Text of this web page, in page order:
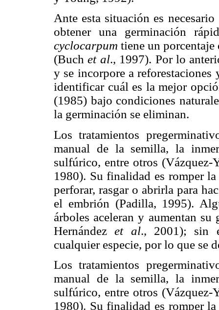
Ante esta situación es
obtener una germinación
cyclocarpum tiene un
(Buchet al., 1997). Por lo
y se incorpore a reforestaciones
identificar cuál es la mejor
(1985) bajo condiciones
la germinación se eliminan.
Los tratamientos
manual de la semilla, la
sulfúrico, entre otros (Vázquez-
1980). Su finalidad es romper
perforar, rasgar o abrirla para
el embrión (Padilla, 1995).
árboles aceleran y aumentan
Hernándezet al., 2001); sin
cualquier especie, por lo que se
Los tratamientos
manual de la semilla, la
sulfúrico, entre otros (Vázquez-
1980). Su finalidad es romper